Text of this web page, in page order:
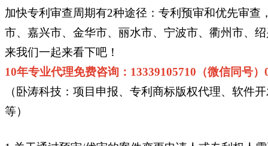
加快专利审查周期有2种途径：专利预审和优先审
市、嘉兴市、金华市、丽水市、宁波市、衢州市、
来我们一起来看下吧！
10年专业代理免费咨询：13339105710（微信同号）
（卧涛科技：项目申报、专利商标版权代理、软件
等）